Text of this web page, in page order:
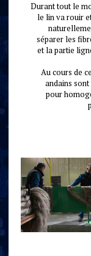
Durant tout le
le lin va rouir
séparer les
et la partie
Au cours de
andains
pour